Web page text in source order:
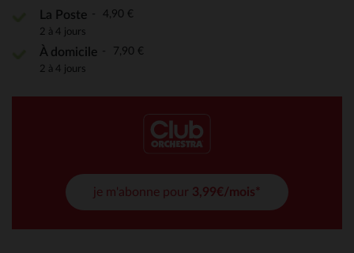
La Poste 4,90 €
2 à 4 jours
À domicile 7,90 €
2 à 4 jours
je m'abonne pour 3,99€/mois*